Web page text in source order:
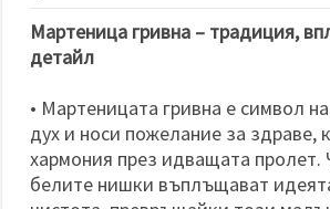
Мартеница гривна – традиция,
детайл
• Мартеницата гривна е символ
дух и носи пожелание за здраве,
хармония през идващата пролет.
белите нишки въплъщават